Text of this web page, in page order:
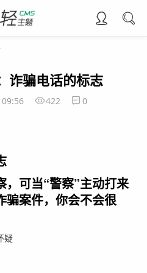
诈骗电话的标志
422 0
，可当“警察”主动打来
骗案件，你会不会很
疑